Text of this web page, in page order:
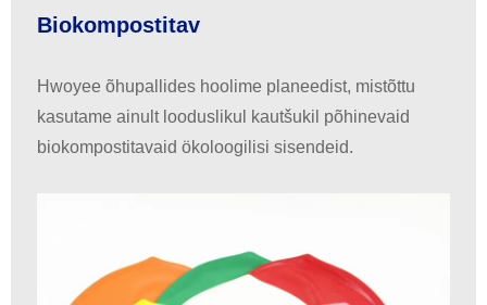
Biokompostitav
Hwoyee õhupallides hoolime planeedist, mistõttu
kasutame ainult looduslikul kautšukil põhinevaid
biokompostitavaid ökoloogilisi sisendeid.